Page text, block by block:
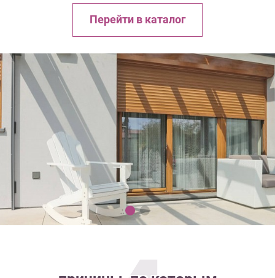
Перейти в каталог